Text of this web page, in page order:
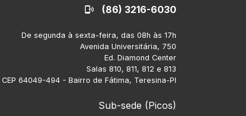
(86) 3216-6030
De segunda à sexta-feira, das 08h às 17h
Avenida Universitária, 750
Ed. Diamond Center
Salas 810, 811, 812 e 813
CEP 64049-494 - Bairro de Fátima, Teresina-PI
Sub-sede (Picos)